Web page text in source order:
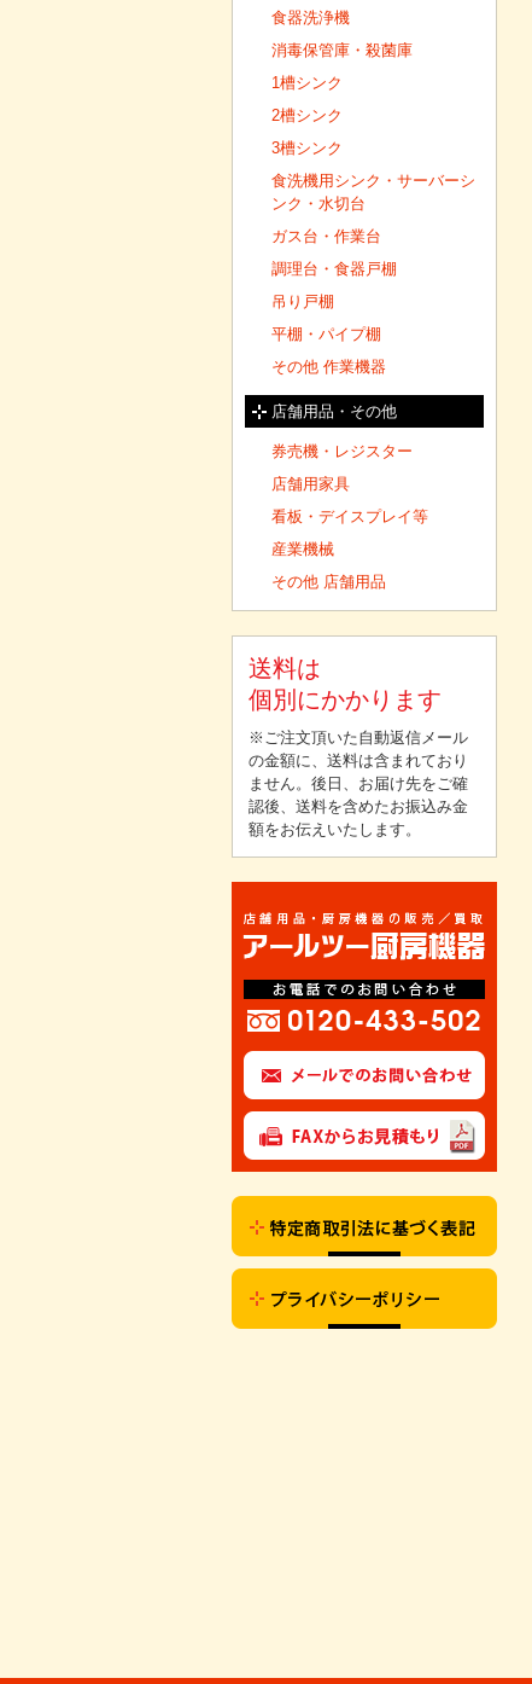
食器洗浄機
消毒保管庫・殺菌庫
1槽シンク
2槽シンク
3槽シンク
食洗機用シンク・サーバーシ
ンク・水切台
ガス台・作業台
調理台・食器戸棚
吊り戸棚
平棚・パイプ棚
その他 作業機器
店舗用品・その他
券売機・レジスター
店舗用家具
看板・デイスプレイ等
産業機械
その他 店舗用品
送料は
個別にかかります
※ご注文頂いた自動返信メール
の金額に、送料は含まれており
ません。後日、お届け先をご確
認後、送料を含めたお振込み金
額をお伝えいたします。